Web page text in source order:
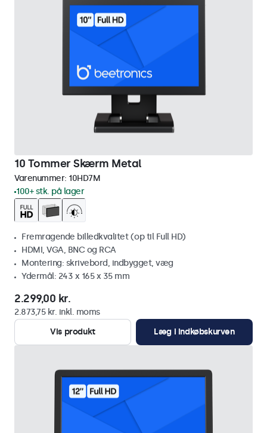
10 Tommer Skærm Metal
Varenummer: 10HD7M
100+ stk. på lager
Fremragende billedkvalitet (op til Full HD)
HDMI, VGA, BNC og RCA
Montering: skrivebord, indbygget, væg
Ydermål: 243 x 165 x 35 mm
2.299,00 kr.
2.873,75 kr. inkl. moms
Vis produkt
Læg i indkøbskurven